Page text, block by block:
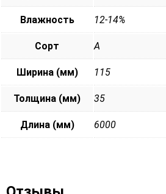
Влажность 12-14%
Сорт А
Ширина (мм) 115
Толщина (мм) 35
Длина (мм) 6000